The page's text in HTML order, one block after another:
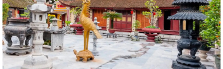
ĐỒNG CHÍ LÊ VĂN HUY PHÓ CHỦ TỊCH UBND XÃ THĂM, TẶNG QUÀ
CÁC GIA ĐÌNH CHÍNH SÁCH NHÂN DỊP 27/7
ĐỒNG CHÍ NGUYỄN VĂN QUANG, PHÓ BÍ THƯ THƯỜNG TRỰC ĐẢNG ỦY
XÃ CHỦ TRÌ HỘI NGHỊ LÀM VIỆC VỚI BÍ THƯ...